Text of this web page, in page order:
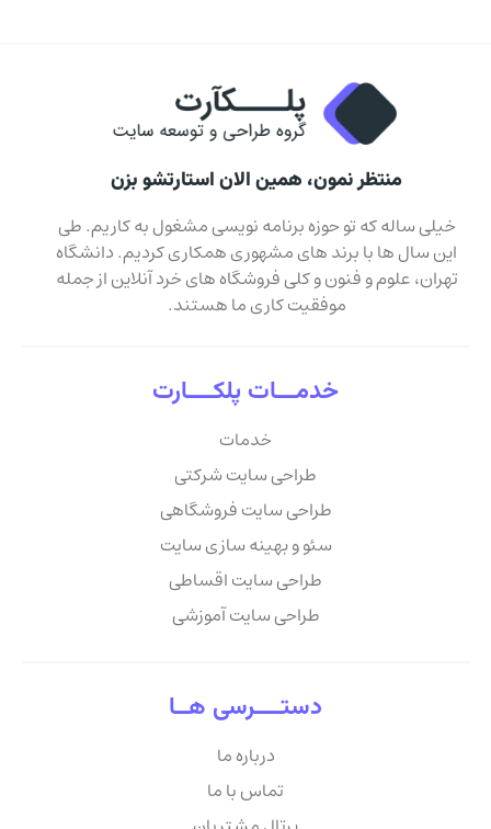
منتظر نمون، همین الان استارتشو بزن
خیلی ساله که تو حوزه برنامه نویسی مشغول به کاریم. طی
این سال ها با برند های مشهوری همکاری کردیم. دانشگاه
تهران، علوم و فنون و کلی فروشگاه های خرد آنلاین از جمله
موفقیت کاری ما هستند.
خدمـــات پلکــــارت
خدمات
طراحی سایت شرکتی
طراحی سایت فروشگاهی
سئو و بهینه سازی سایت
طراحی سایت اقساطی
طراحی سایت آموزشی
دستــــرسی هــا
درباره ما
تماس با ما